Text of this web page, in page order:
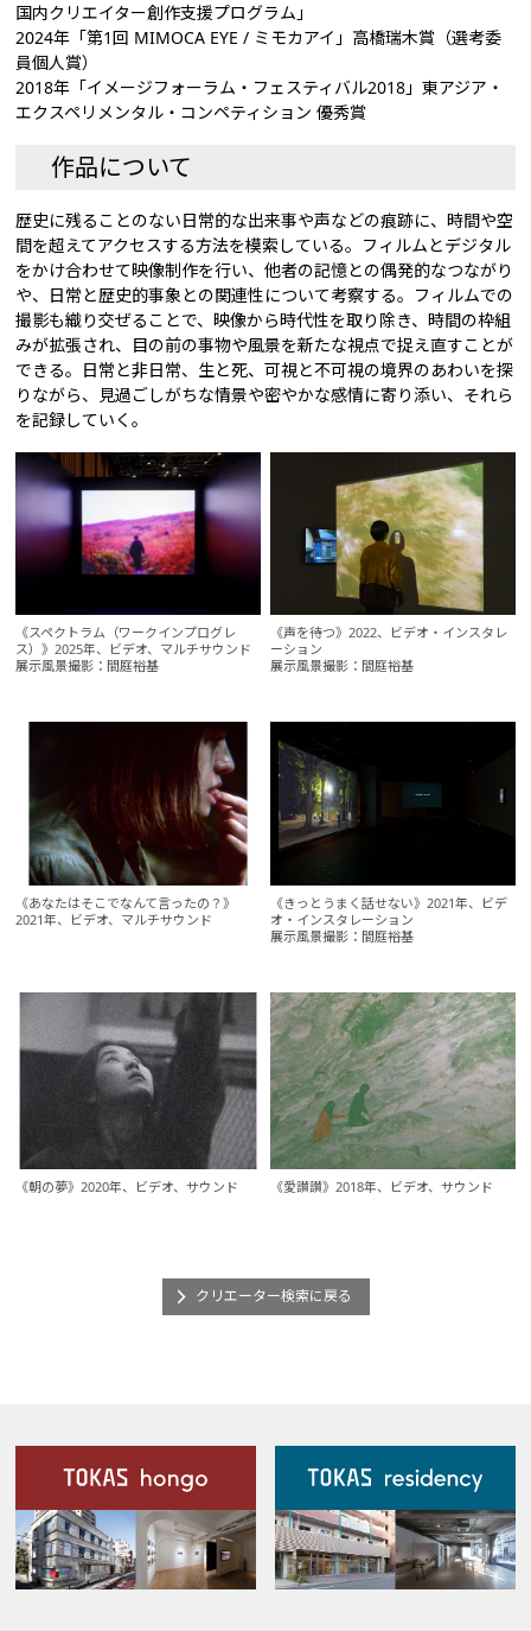
国内クリエイター創作支援プログラム」
2024年「第1回 MIMOCA EYE / ミモカアイ」高橋瑞木賞（選考委
員個人賞）
2018年「イメージフォーラム・フェスティバル2018」東アジア・
エクスペリメンタル・コンペティション 優秀賞
作品について
歴史に残ることのない日常的な出来事や声などの痕跡に、時間や空
間を超えてアクセスする方法を模索している。フィルムとデジタル
をかけ合わせて映像制作を行い、他者の記憶との偶発的なつながり
や、日常と歴史的事象との関連性について考察する。フィルムでの
撮影も織り交ぜることで、映像から時代性を取り除き、時間の枠組
みが拡張され、目の前の事物や風景を新たな視点で捉え直すことが
できる。日常と非日常、生と死、可視と不可視の境界のあわいを探
りながら、見過ごしがちな情景や密やかな感情に寄り添い、それら
を記録していく。
《スペクトラム（ワークインプログレ
ス）》2025年、ビデオ、マルチサウンド
展示風景撮影：間庭裕基
《声を待つ》2022、ビデオ・インスタレ
ーション
展示風景撮影：間庭裕基
《あなたはそこでなんて言ったの？》
2021年、ビデオ、マルチサウンド
《きっとうまく話せない》2021年、ビデ
オ・インスタレーション
展示風景撮影：間庭裕基
《朝の夢》2020年、ビデオ、サウンド 《愛讃讃》2018年、ビデオ、サウンド
クリエーター検索に戻る
施設案内
Our Facilities